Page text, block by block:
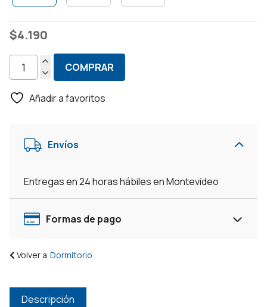
$4.190
Ropero
Puertas
Armario
-
Placard
cantidad
COMPRAR
Añadir a favoritos
Envíos
Entregas en 24 horas hábiles en Montevideo
Formas de pago
Volver a Dormitorio
Descripción